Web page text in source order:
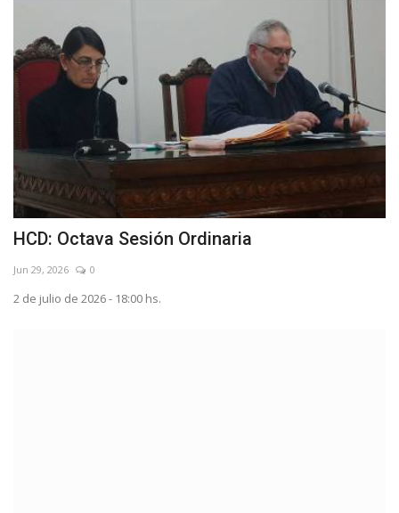
HCD: Octava Sesión Ordinaria
Jun 29, 2026 0
2 de julio de 2026 - 18:00 hs.